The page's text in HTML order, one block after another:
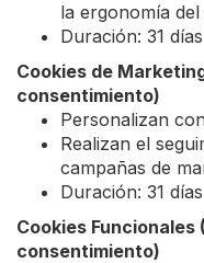
la ergonomía del
Duración: 31 días
Cookies de
consentimiento)
Personalizan
Realizan el
campañas de
Duración: 31 días
Cookies Funcionales
consentimiento)